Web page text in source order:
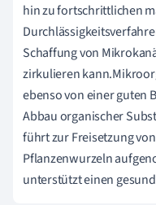
hin zu fortschrittlichen
Schaffung von
zirkulieren
ebenso von einer guten
Abbau organischer
führt zur Freisetzung
Pflanzenwurzeln
unterstützt einen